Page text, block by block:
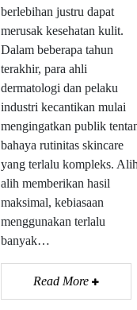
berlebihan justru dapat
merusak kesehatan kulit.
Dalam beberapa tahun
terakhir, para ahli
dermatologi dan pelaku
industri kecantikan mulai
mengingatkan publik
bahaya rutinitas skincare
yang terlalu kompleks.
alih memberikan hasil
maksimal, kebiasaan
menggunakan terlalu
banyak…
Read More